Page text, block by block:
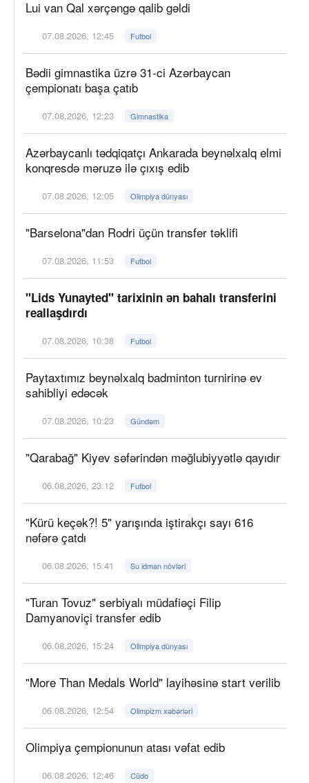
Lui van Qal xərçəngə qalib gəldi
07.08.2026, 12:45 Futbol
Bədii gimnastika üzrə 31-ci Azərbaycan
çempionatı başa çatıb
07.08.2026, 12:23 Gimnastika
Azərbaycanlı tədqiqatçı Ankarada beynəlxalq elmi
konqresdə məruzə ilə çıxış edib
07.08.2026, 12:05 Olimpiya dünyası
"Barselona"dan Rodri üçün transfer təklifi
07.08.2026, 11:53 Futbol
"Lids Yunayted" tarixinin ən bahalı transferini
reallaşdırdı
07.08.2026, 10:38 Futbol
Paytaxtımız beynəlxalq badminton turnirinə ev
sahibliyi edəcək
07.08.2026, 10:23 Gündəm
"Qarabağ" Kiyev səfərindən məğlubiyyətlə qayıdır
06.08.2026, 23:12 Futbol
"Kürü keçək?! 5" yarışında iştirakçı sayı 616
nəfərə çatdı
06.08.2026, 15:41 Su idman növləri
"Turan Tovuz" serbiyalı müdafiəçi Filip
Damyanoviçi transfer edib
06.08.2026, 15:24 Olimpiya dünyası
"More Than Medals World" layihəsinə start verilib
06.08.2026, 12:54 Olimpizm xəbərləri
Olimpiya çempionunun atası vəfat edib
06.08.2026, 12:46 Cüdo